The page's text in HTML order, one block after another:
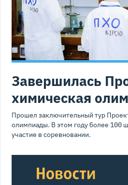
Завершилась
химическая
Прошел заключительный тур
олимпиады. В этом году более 100
участие в соревновании.